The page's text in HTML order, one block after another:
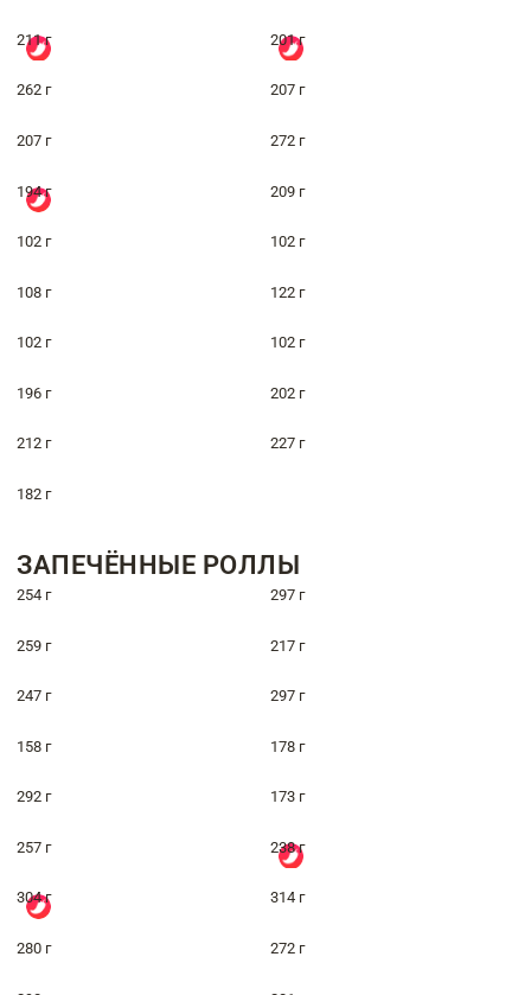
211 г 201 г
262 г 207 г
207 г 272 г
194 г 209 г
102 г 102 г
108 г 122 г
102 г 102 г
196 г 202 г
212 г 227 г
182 г
ЗАПЕЧЁННЫЕ РОЛЛЫ
254 г 297 г
259 г 217 г
247 г 297 г
158 г 178 г
292 г 173 г
257 г 238 г
304 г 314 г
280 г 272 г